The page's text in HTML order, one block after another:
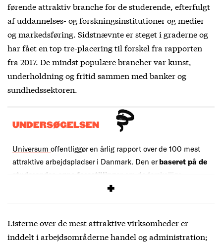
førende attraktiv branche for de studerende, efterfulgt
af uddannelses- og forskningsinstitutioner og medier
og markedsføring. Sidstnævnte er steget i graderne og
har fået en top tre-placering til forskel fra rapporten
fra 2017. De mindst populære brancher var kunst,
underholdning og fritid sammen med banker og
sundhedssektoren.
UNDERSØGELSEN
Universum offentliggør en årlig rapport over de 100 mest
attraktive arbejdspladser i Danmark. Den er baseret på de
studerendes egne forestillinger
om de forskellige
Listerne over de mest attraktive virksomheder er
inddelt i arbejdsområderne handel og administration;